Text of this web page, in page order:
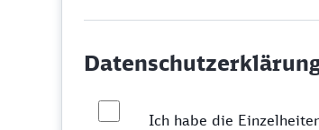
Ich habe die